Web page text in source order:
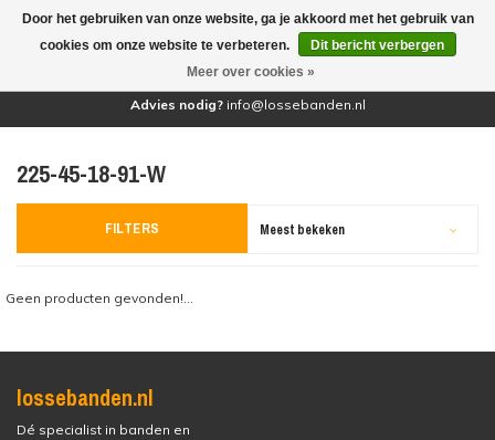
(0)
Advies nodig? info@lossebanden.nl
225-45-18-91-W
FILTERS Meest bekeken
Geen producten gevonden!...
lossebanden.nl
Dé specialist in banden en
Door het gebruiken van onze website, ga je akkoord met het gebruik van
cookies om onze website te verbeteren.
Dit bericht verbergen
Meer over cookies »